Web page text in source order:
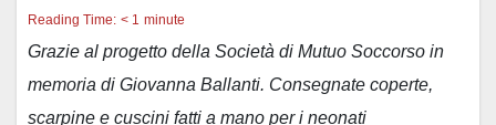
Reading Time: < 1 minute
Grazie al progetto della Società di Mutuo Soccorso in
memoria di Giovanna Ballanti. Consegnate coperte,
scarpine e cuscini fatti a mano per i neonati